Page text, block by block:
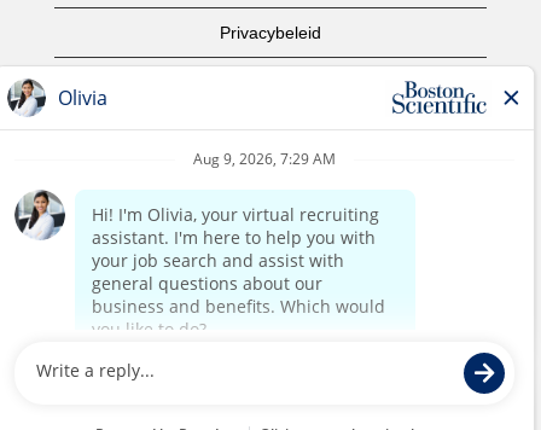
Privacybeleid
Copyright informatie
Startpagina van het bedrijf
rechten voorbehouden